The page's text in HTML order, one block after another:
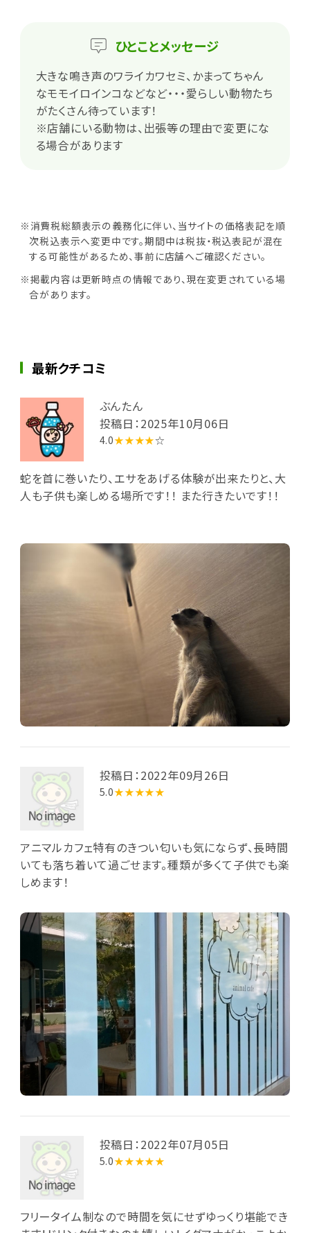
ひとことメッセージ
大きな鳴き声のワライカワセミ、かまってちゃん
なモモイロインコなどなど・・・愛らしい動物たち
がたくさん待っています！
※店舗にいる動物は、出張等の理由で変更にな
る場合があります
※消費税総額表示の義務化に伴い、当サイトの価格表記を順
次税込表示へ変更中です。期間中は税抜・税込表記が混在
する可能性があるため、事前に店舗へご確認ください。
※掲載内容は更新時点の情報であり、現在変更されている場
合があります。
最新クチコミ
ぶんたん
投稿日：2025年10月06日
4.0★★★★☆
蛇を首に巻いたり、エサをあげる体験が出来たりと、大
人も子供も楽しめる場所です！！ また行きたいです！！
投稿日：2022年09月26日
5.0★★★★★
アニマルカフェ特有のきつい匂いも気にならず、長時間
いても落ち着いて過ごせます。種類が多くて子供でも楽
しめます！
投稿日：2022年07月05日
5.0★★★★★
フリータイム制なので時間を気にせずゆっくり堪能でき